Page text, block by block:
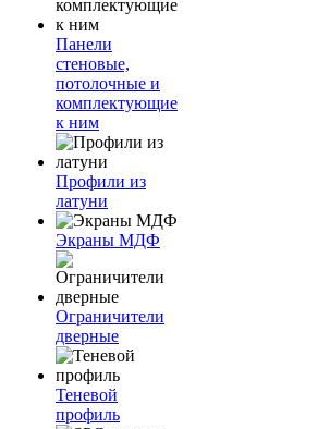
Панели
стеновые,
потолочные и
комплектующие
к ним
Профили из
латуни
Экраны МДФ
Ограничители
дверные
Теневой
профиль